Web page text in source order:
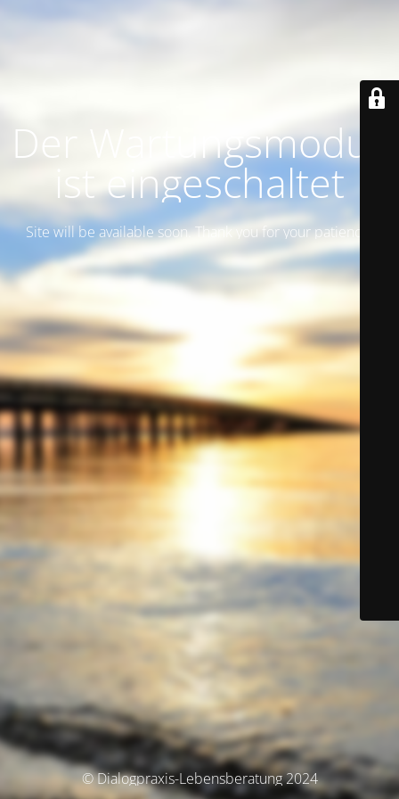
Der Wartungsmodus
ist eingeschaltet
Site will be available soon. Thank you for your patience!
© Dialogpraxis-Lebensberatung 2024